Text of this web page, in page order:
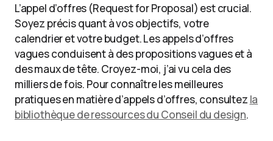
L’appel d’offres (Request for Proposal) est crucial.
Soyez précis quant à vos objectifs, votre
calendrier et votre budget. Les appels d’offres
vagues conduisent à des propositions vagues et à
des maux de tête. Croyez-moi, j’ai vu cela des
milliers de fois. Pour connaître les meilleures
pratiques en matière d’appels d’offres, consultez la
bibliothèque de ressources du Conseil du design.